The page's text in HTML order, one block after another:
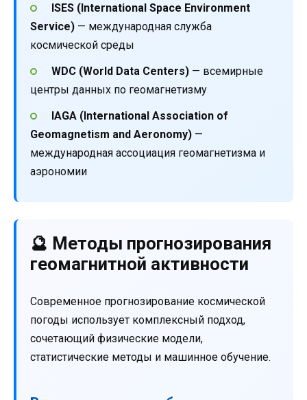
ISES (International Space Environment
Service) — международная служба
космической среды
WDC (World Data Centers)— всемирные
центры данных по геомагнетизму
IAGA (International Association of
Geomagnetism and Aeronomy) —
международная ассоциация геомагнетизма и
аэрономии
🔮 Методы прогнозирования
геомагнитной активности
Современное прогнозирование космической
погоды использует комплексный подход,
сочетающий физические модели,
статистические методы и машинное обучение.